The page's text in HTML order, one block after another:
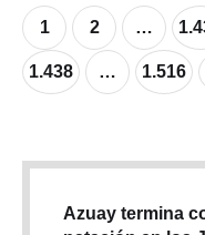
1 2 …
1.438 … 1.516
Azuay termina